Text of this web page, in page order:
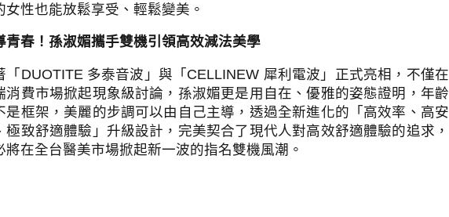
女性也能放鬆享受、輕鬆變美。
青春！孫淑媚攜手雙機引領高效減法美學
「DUOTITE 多泰音波」與「CELLINEW 犀利電波」正式亮相，不僅在
消費市場掀起現象級討論，孫淑媚更是用自在、優雅的姿態證明，年齡
是框架，美麗的步調可以由自己主導，透過全新進化的「高效率、高安
極致舒適體驗」升級設計，完美契合了現代人對高效舒適體驗的追求，
將在全台醫美市場掀起新一波的指名雙機風潮。